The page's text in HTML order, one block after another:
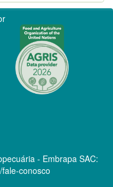
- Embrapa SAC:
conosco